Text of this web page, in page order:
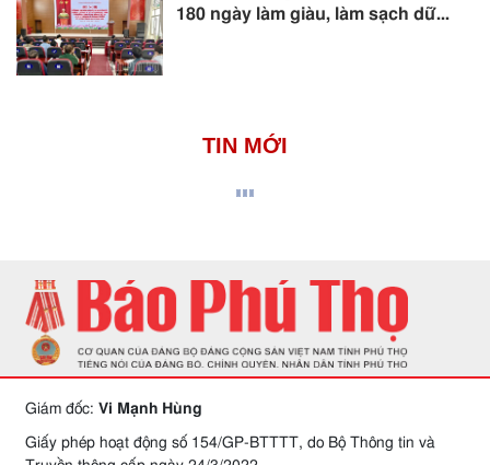
180 ngày làm giàu, làm sạch dữ...
TIN MỚI
Giám đốc: Vi Mạnh Hùng
Giấy phép hoạt động số 154/GP-BTTTT, do Bộ Thông tin và